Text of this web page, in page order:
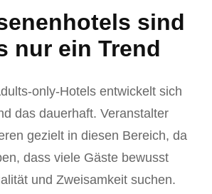
sind
nur ein Trend
only-Hotels entwickelt sich
das dauerhaft. Veranstalter
gezielt in diesen Bereich, da
dass viele Gäste bewusst
und Zweisamkeit suchen.